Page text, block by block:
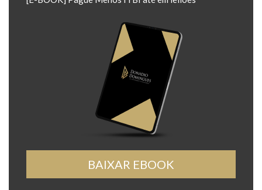
BAIXAR EBOOK